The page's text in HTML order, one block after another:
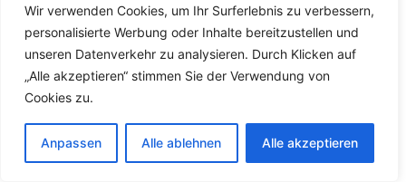
Wir verwenden Cookies, um Ihr Surferlebnis zu verbessern,
personalisierte Werbung oder Inhalte bereitzustellen und
unseren Datenverkehr zu analysieren. Durch Klicken auf
„Alle akzeptieren“ stimmen Sie der Verwendung von
Cookies zu.
Anpassen Alle ablehnen Alle akzeptieren
sei es am helllichten Tag oder mitten in der Nacht. Die
Fachkräfte wissen, dass zugefallene Türen und defekte
Schlösser keinen Aufschub dulden, und deshalb lassen
die Fachkräfte Sie nicht lange warten. In der Regel sind
ermöglichen.